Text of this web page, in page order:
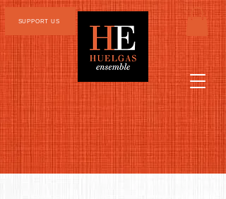
SUPPORT US